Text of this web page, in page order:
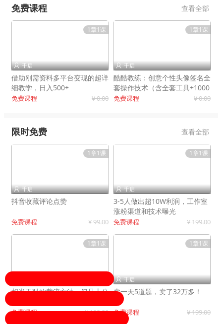
免费课程 查看全部
1章1课
 千启
借助刚需资料多平台变现的超详
细教学，日入500+
免费课程 ¥ 0.00
1章1课
 千启
酷酷教练：创意个性头像签名全
套操作技术（含全套工具+1000
套模板）
免费课程 ¥ 0.00
限时免费 查看全部
1章1课
 千启
抖音收藏评论点赞
免费课程 ¥ 99.00
1章1课
 千启
3-5人做出超10W利润，工作室
涨粉渠道和技术曝光
免费课程 ¥ 199.00
1章1课
相当无耻的截流方法，但是十分
免费课程 ¥ 199.00
1章1课
 千启
卖一天5道题，卖了32万多！
免费课程 ¥ 199.00